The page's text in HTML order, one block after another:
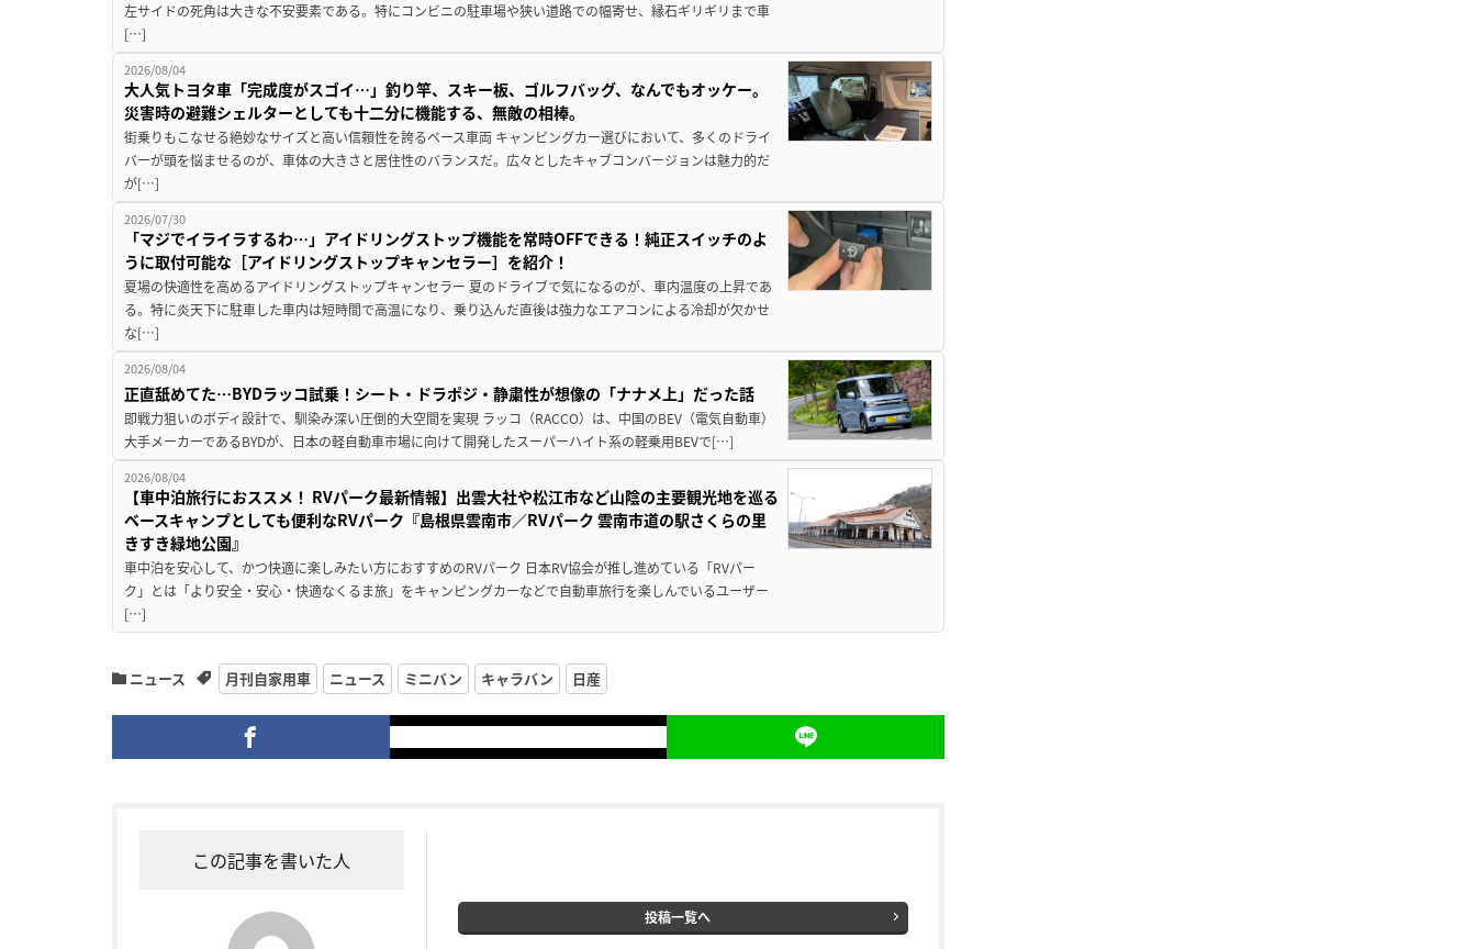
左サイドの死角は大きな不安要素である。特にコンビニの駐車場や狭い道路での幅寄せ、縁石ギリギリまで車
[…]
2026/08/04
大人気トヨタ車「完成度がスゴイ…」釣り竿、スキー板、ゴルフバッグ、なんでもオッケー。
災害時の避難シェルターとしても十二分に機能する、無敵の相棒。
街乗りもこなせる絶妙なサイズと高い信頼性を誇るベース車両 キャンピングカー選びにおいて、多くのドライ
バーが頭を悩ませるのが、車体の大きさと居住性のバランスだ。広々としたキャブコンバージョンは魅力的だ
が[…]
2026/07/30
「マジでイライラするわ…」アイドリングストップ機能を常時OFFできる！純正スイッチのよ
うに取付可能な［アイドリングストップキャンセラー］を紹介！
夏場の快適性を高めるアイドリングストップキャンセラー 夏のドライブで気になるのが、車内温度の上昇であ
る。特に炎天下に駐車した車内は短時間で高温になり、乗り込んだ直後は強力なエアコンによる冷却が欠かせ
な[…]
2026/08/04
正直舐めてた…BYDラッコ試乗！シート・ドラポジ・静粛性が想像の「ナナメ上」だった話
即戦力狙いのボディ設計で、馴染み深い圧倒的大空間を実現 ラッコ（RACCO）は、中国のBEV（電気自動車）
大手メーカーであるBYDが、日本の軽自動車市場に向けて開発したスーパーハイト系の軽乗用BEVで[…]
2026/08/04
【車中泊旅行におススメ！ RVパーク最新情報】出雲大社や松江市など山陰の主要観光地を巡る
ベースキャンプとしても便利なRVパーク『島根県雲南市／RVパーク 雲南市道の駅さくらの里
きすき緑地公園』
車中泊を安心して、かつ快適に楽しみたい方におすすめのRVパーク 日本RV協会が推し進めている「RVパー
ク」とは「より安全・安心・快適なくるま旅」をキャンピングカーなどで自動車旅行を楽しんでいるユーザー
[…]
ニュース 月刊自家用車 ニュース ミニバン キャラバン 日産
この記事を書いた人
投稿一覧へ